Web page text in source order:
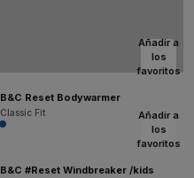
Añadir a
los
favoritos
B&C Reset Bodywarmer
Classic Fit
Añadir a
los
favoritos
B&C #Reset Windbreaker /kids